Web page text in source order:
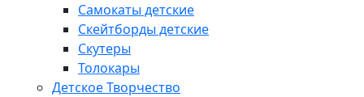
Самокаты детские
Скейтборды детские
Скутеры
Толокары
Детское Творчество